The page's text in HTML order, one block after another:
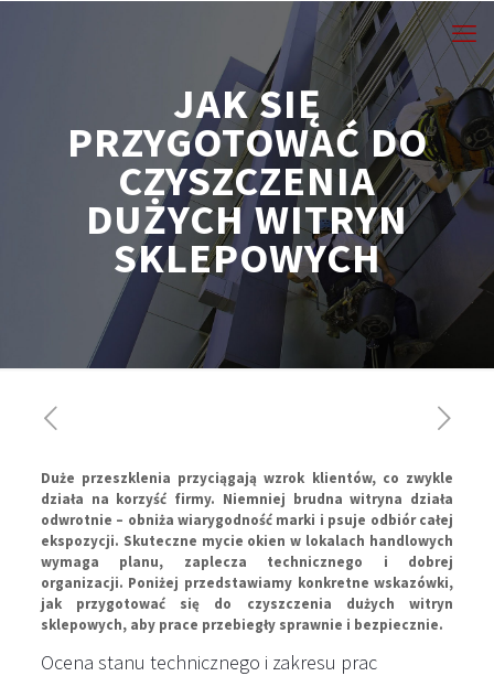
JAK SIĘ
PRZYGOTOWAĆ DO
CZYSZCZENIA
DUŻYCH WITRYN
SKLEPOWYCH
Duże przeszklenia przyciągają wzrok klientów, co zwykle
działa na korzyść firmy. Niemniej brudna witryna działa
odwrotnie – obniża wiarygodność marki i psuje odbiór całej
ekspozycji. Skuteczne mycie okien w lokalach handlowych
wymaga planu, zaplecza technicznego i dobrej
organizacji. Poniżej przedstawiamy konkretne wskazówki,
jak przygotować się do czyszczenia dużych witryn
sklepowych, aby prace przebiegły sprawnie i bezpiecznie.
Ocena stanu technicznego i zakresu prac